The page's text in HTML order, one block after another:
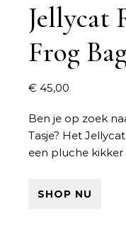
Jellycat
Frog
€ 45,00
Ben je op zoek
Tasje? Het
een pluche kikker
SHOP NU